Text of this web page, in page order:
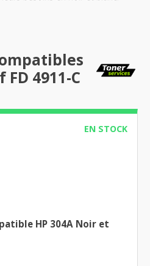
4911-C
EN STOCK
HP 304A Noir et